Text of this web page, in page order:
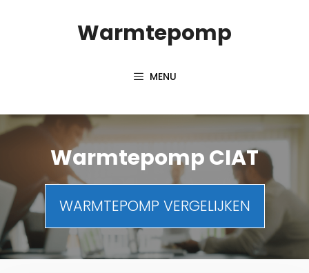
Warmtepomp
MENU
Warmtepomp CIAT
WARMTEPOMP VERGELIJKEN